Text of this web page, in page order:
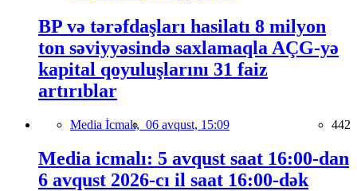
BP və tərəfdaşları hasilatı 8 milyon
ton səviyyəsində saxlamaqla AÇG-yə
kapital qoyuluşlarını 31 faiz
artırıblar
Media İcmalı, 06 avqust, 15:09 442
Media icmalı: 5 avqust saat 16:00-dan
6 avqust 2026-cı il saat 16:00-dək